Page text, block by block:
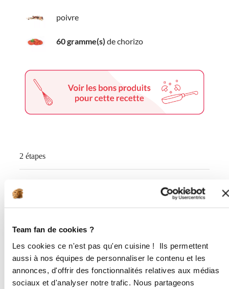
Team fan de cookies ?
Les cookies ce n'est pas qu'en cuisine ! Ils permettent
aussi à nos équipes de personnaliser le contenu et les
annonces, d'offrir des fonctionnalités relatives aux médias
sociaux et d'analyser notre trafic. Nous partageons
poivre
60 gramme(s) de chorizo
2 étapes
Fouettez les oeufs avec la crème,
tornado et coupez le chorizo en petits
dés. Ajoutez à la préparation
précédente et versez dans le moule à
cannelés avant de faire cuire pendant
35 minutes à 180° N'hésitez pas à
poser une toile de cuisson sur le